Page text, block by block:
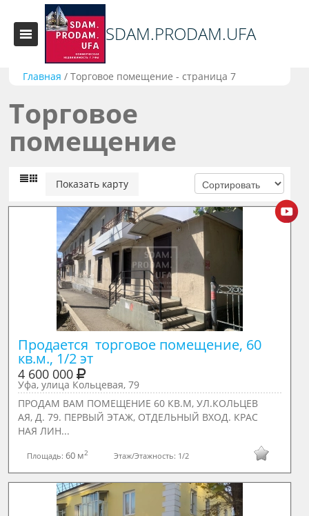
SDAM.PRODAM.UFA
Главная /Торговое помещение - страница 7
Торговое
помещение
Показать карту
Продается  торговое помещение, 60
кв.м., 1/2 эт
4 600 000
Уфа, улица Кольцевая, 79
ПРОДАМ ВАМ ПОМЕЩЕНИЕ 60 КВ.М, УЛ.КОЛЬЦЕВ
АЯ, Д. 79. ПЕРВЫЙ ЭТАЖ, ОТДЕЛЬНЫЙ ВХОД. КРАС
НАЯ ЛИН...
Площадь:60 м2 Этаж/Этажность: 1/2